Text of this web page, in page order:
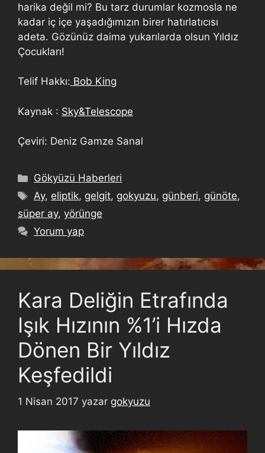
harika değil mi? Bu tarz durumlar kozmosla ne
kadar iç içe yaşadığımızın birer hatırlatıcısı
adeta. Gözünüz daima yukarılarda olsun Yıldız
Çocukları!
Telif Hakkı: Bob King
Kaynak : Sky&Telescope
Çeviri: Deniz Gamze Sanal
Gökyüzü Haberleri
Ay, eliptik, gelgit, gokyuzu, günberi, günöte,
süper ay, yörünge
Yorum yap
Kara Deliğin Etrafında
Işık Hızının %1’i Hızda
Dönen Bir Yıldız
Keşfedildi
1 Nisan 2017 yazar gokyuzu